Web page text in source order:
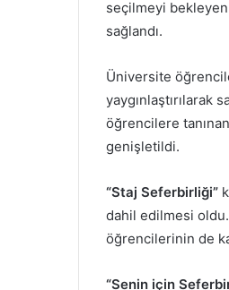
seçilmeyi
sağlandı.
Üniversite
öğrencilere
genişletildi.
“Staj Seferbirliği”
dahil edilmesi
öğrencilerinin de
“Senin için